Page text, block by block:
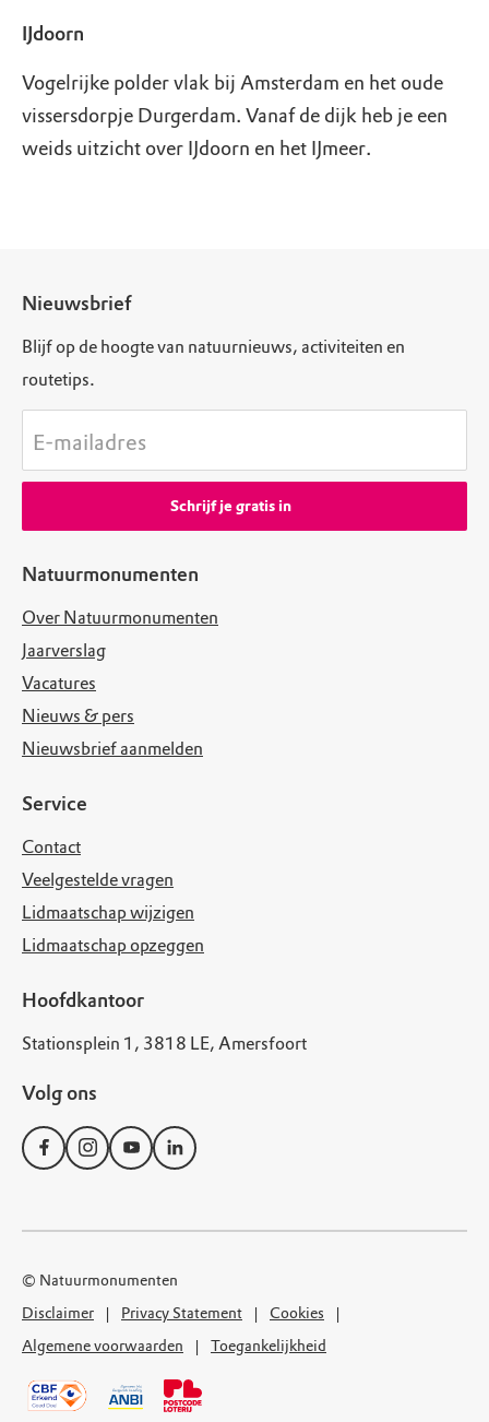
IJdoorn
Vogelrijke polder vlak bij Amsterdam en het oude
vissersdorpje Durgerdam. Vanaf de dijk heb je een
weids uitzicht over IJdoorn en het IJmeer.
Natuurmonumenten
Over Natuurmonumenten
Jaarverslag
Vacatures
Nieuws & pers
Nieuwsbrief aanmelden
Service
Contact
Veelgestelde vragen
Lidmaatschap wijzigen
Lidmaatschap opzeggen
Hoofdkantoor
Stationsplein 1, 3818 LE, Amersfoort
Volg ons
Nieuwsbrief
Blijf op de hoogte van natuurnieuws, activiteiten en
routetips.
E-mailadres
Schrijf je gratis in
© Natuurmonumenten
Disclaimer
Privacy Statement
Cookies
Algemene voorwaarden
Toegankelijkheid